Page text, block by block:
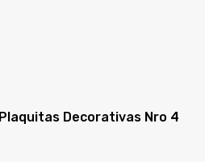
Plaquitas Decorativas Nro 4